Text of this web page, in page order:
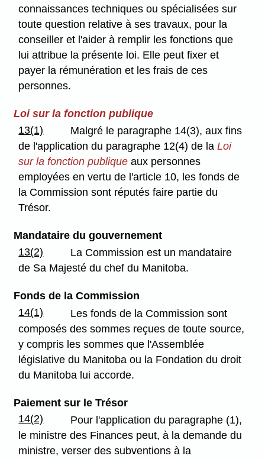
connaissances techniques ou spécialisées sur
toute question relative à ses travaux, pour la
conseiller et l'aider à remplir les fonctions que
lui attribue la présente loi. Elle peut fixer et
payer la rémunération et les frais de ces
personnes.
Loi sur la fonction publique
13(1)
Malgré le paragraphe 14(3), aux fins
de l'application du paragraphe 12(4) de laLoi
sur la fonction publique aux personnes
employées en vertu de l'article 10, les fonds de
la Commission sont réputés faire partie du
Trésor.
Mandataire du gouvernement
13(2)
La Commission est un mandataire
de Sa Majesté du chef du Manitoba.
Fonds de la Commission
14(1)
Les fonds de la Commission sont
composés des sommes reçues de toute source,
y compris les sommes que l'Assemblée
législative du Manitoba ou la Fondation du droit
du Manitoba lui accorde.
Paiement sur le Trésor
14(2)
Pour l'application du paragraphe (1),
le ministre des Finances peut, à la demande du
ministre, verser des subventions à la